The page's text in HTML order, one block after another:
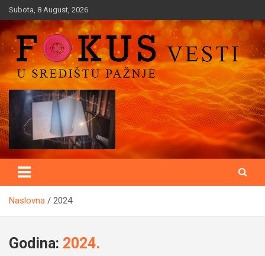
Skip
to
content
Subota, 8 August, 2026
Fokusvesti
U središtu pažnje
Naslovna 2024
Godina: 2024.